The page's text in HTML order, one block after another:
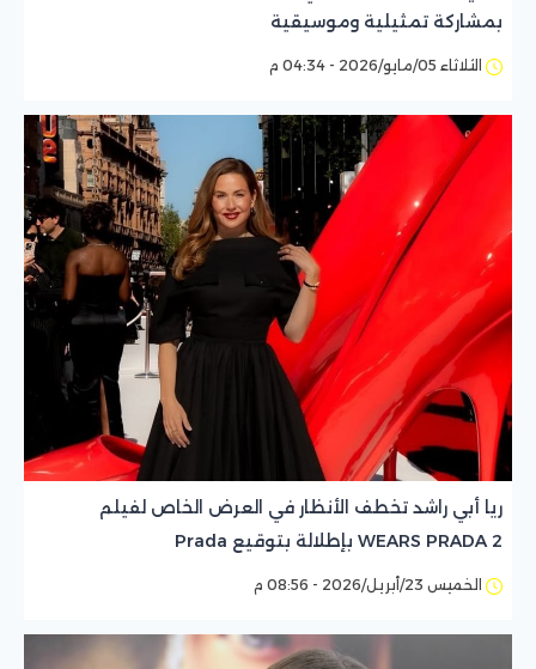
بمشاركة تمثيلية وموسيقية
الثلاثاء 05/مايو/2026 - 04:34 م
ريا أبي راشد تخطف الأنظار في العرض الخاص لفيلم
WEARS PRADA 2 بإطلالة بتوقيع Prada
الخميس 23/أبريل/2026 - 08:56 م